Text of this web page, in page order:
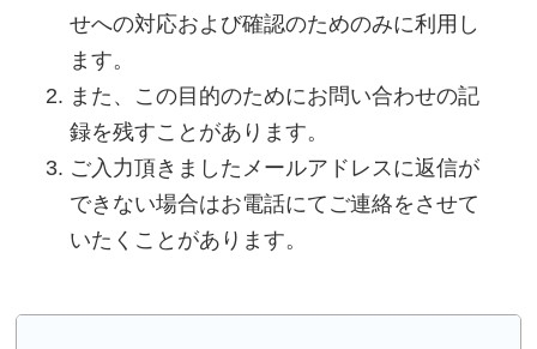
せへの対応および確認のためのみに利用し
ます。
また、この目的のためにお問い合わせの記
録を残すことがあります。
ご入力頂きましたメールアドレスに返信が
できない場合はお電話にてご連絡をさせて
いたくことがあります。